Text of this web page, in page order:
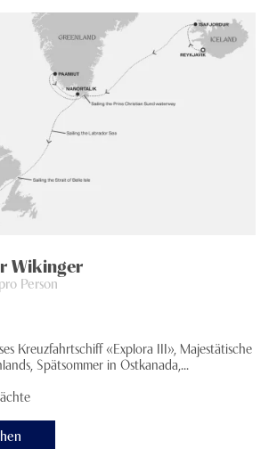
Wikinger
pro Person
Kreuzfahrtschiff «Explora III», Majestätische
Spätsommer in Ostkanada,...